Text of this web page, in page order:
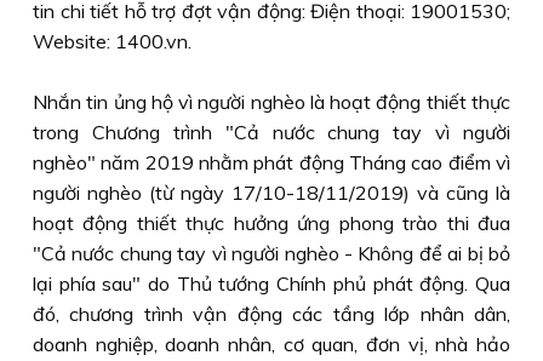
tin chi tiết hỗ trợ đợt vận động: Điện thoại: 19001530;
Website: 1400.vn.
Nhắn tin ủng hộ vì người nghèo là hoạt động thiết thực
trong Chương trình "Cả nước chung tay vì người
nghèo" năm 2019 nhằm phát động Tháng cao điểm vì
người nghèo (từ ngày 17/10-18/11/2019) và cũng là
hoạt động thiết thực hưởng ứng phong trào thi đua
"Cả nước chung tay vì người nghèo - Không để ai bị bỏ
lại phía sau" do Thủ tướng Chính phủ phát động. Qua
đó, chương trình vận động các tầng lớp nhân dân,
doanh nghiệp, doanh nhân, cơ quan, đơn vị, nhà hảo